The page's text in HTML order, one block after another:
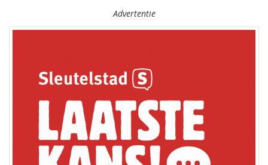
Advertentie